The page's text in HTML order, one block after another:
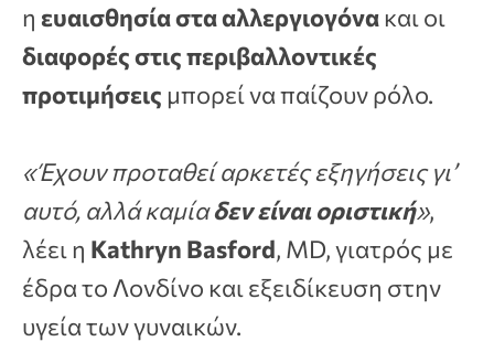
η ευαισθησία στα αλλεργιογόνα και οι
διαφορές στις περιβαλλοντικές
προτιμήσεις μπορεί να παίζουν ρόλο.
«Έχουν προταθεί αρκετές εξηγήσεις γι’
αυτό, αλλά καμίαδεν είναι οριστική»,
λέει η Kathryn Basford, MD, γιατρός με
έδρα το Λονδίνο και εξειδίκευση στην
υγεία των γυναικών.